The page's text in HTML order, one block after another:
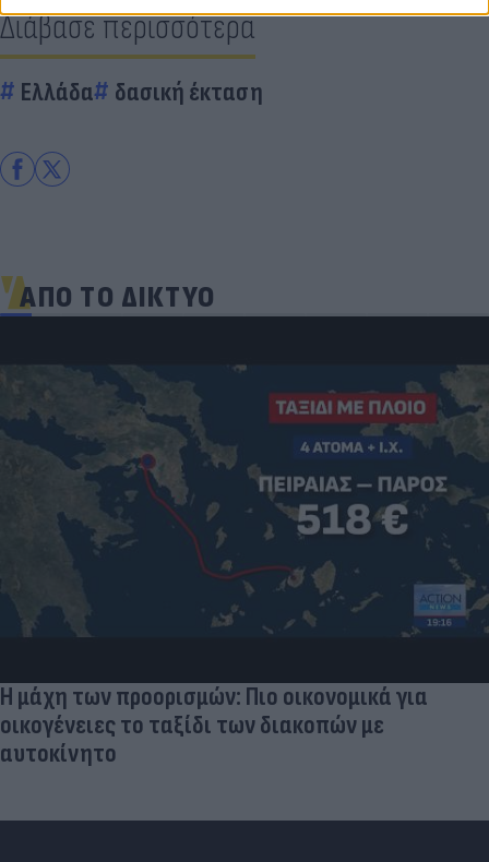
Διάβασε περισσότερα
Ελλάδα δασική έκταση
ΑΠΟ ΤΟ ΔΙΚΤΥΟ
Η μάχη των προορισμών: Πιο οικονομικά για
οικογένειες το ταξίδι των διακοπών με
αυτοκίνητο